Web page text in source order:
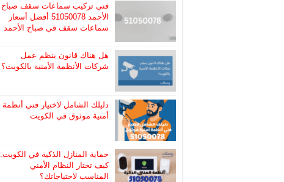
فني تركيب سماعات سقف صباح
الأحمد 51050078 أفضل أسعار
سماعات سقف في صباح الأحمد
هل هناك قانون ينظم عمل
شركات الأنظمة الأمنية بالكويت؟
دليلك الشامل لاختيار فني أنظمة
أمنية موثوق في الكويت
حماية المنازل الذكية في الكويت:
كيف تختار النظام الأمني
المناسب لاحتياجاتك؟